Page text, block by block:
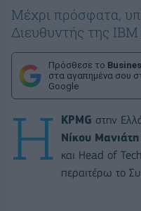
Μέχρι πρόσφατα,
Διευθυντής της
Πρόσθεσε το
στα αγαπημένα σου
Google
Η KPMG στην
Νίκου Μανιάτη
και Head of
περαιτέρω το